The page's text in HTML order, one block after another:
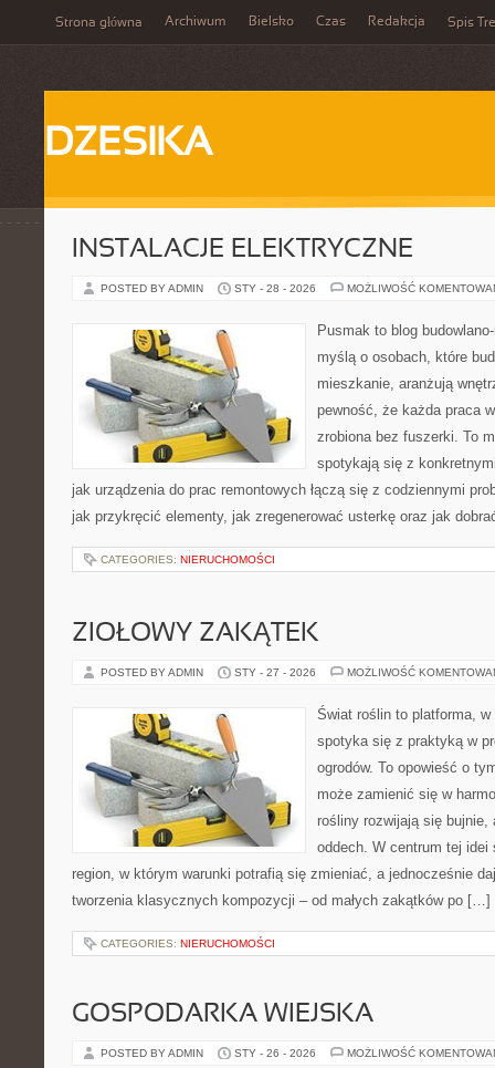
Strona główna Archiwum Bielsko Czas Redakcja Spis
DZESIKA
INSTALACJE ELEKTRYCZNE
POSTED BY ADMIN STY - 28 - 2026 MOŻLIWOŚĆ
Pusmak to blog
myślą o osobach, które
mieszkanie, aranżują
pewność, że każda praca
zrobiona bez fuszerki. To
spotykają się z
jak urządzenia do prac remontowych łączą się z codziennymi
jak przykręcić elementy, jak zregenerować usterkę oraz jak
CATEGORIES: NIERUCHOMOŚCI
ZIOŁOWY ZAKĄTEK
POSTED BY ADMIN STY - 27 - 2026 MOŻLIWOŚĆ
Świat roślin to platforma, w
spotyka się z praktyką w
ogrodów. To opowieść o
może zamienić się w
rośliny rozwijają się bujnie,
oddech. W centrum tej
region, w którym warunki potrafią się zmieniać, a jednocześnie
tworzenia klasycznych kompozycji – od małych zakątków po […]
CATEGORIES: NIERUCHOMOŚCI
GOSPODARKA WIEJSKA
POSTED BY ADMIN STY - 26 - 2026 MOŻLIWOŚĆ